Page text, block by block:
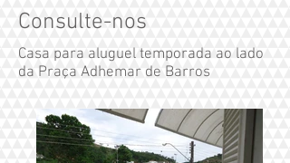
Consulte-nos
Casa para aluguel temporada ao lado
da Praça Adhemar de Barros